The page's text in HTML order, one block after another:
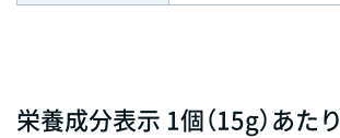
栄養成分表示 1個（15g）あたり